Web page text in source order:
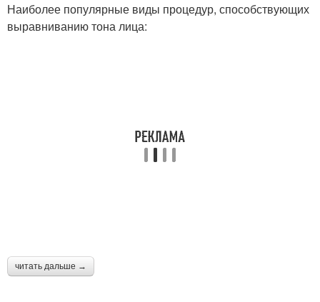
Наиболее популярные виды процедур, способствующих
выравниванию тона лица:
читать дальше →